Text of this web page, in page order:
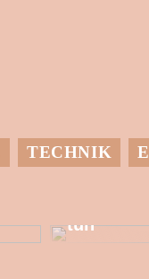
TECHNIK
Mit einer
tun